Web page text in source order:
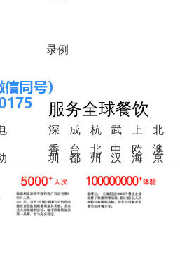
录例
服务全球餐饮
深
圳
成
都
杭
州
武
汉
上
海
北
京
香
港
台 北
美
中
东
欧
洲
澳
洲